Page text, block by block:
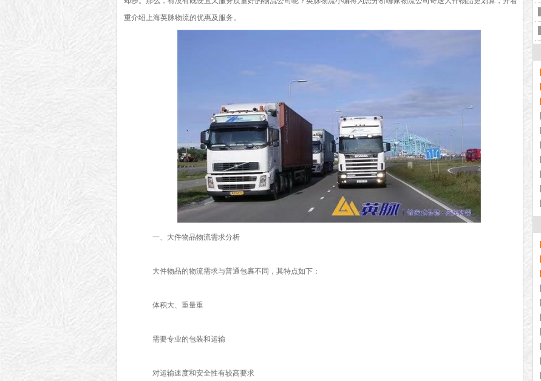
重介绍上海英脉物流的优惠及服务。
一、大件物品物流需求分析
大件物品的物流需求与普通包裹不同，其特点如下：
体积大、重量重
需要专业的包装和运输
对运输速度和安全性有较高要求